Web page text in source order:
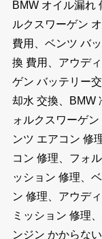
BMW オイル漏れ
ルクスワーゲン
費用、ベンツ バ
換 費用、アウデ
ゲン バッテリー
却水 交換、BMW
ォルクスワーゲ
ンツ エアコン 修
コン 修理、フォ
ッション 修理、
ン 修理、アウデ
ミッション 修理
ンジン かからな